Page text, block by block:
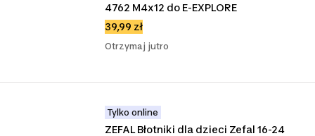
4762 M4x12 do E-EXPLORE
39,99 zł
Otrzymaj jutro
Tylko online
ZEFAL Błotniki dla dzieci Zefal 16-24